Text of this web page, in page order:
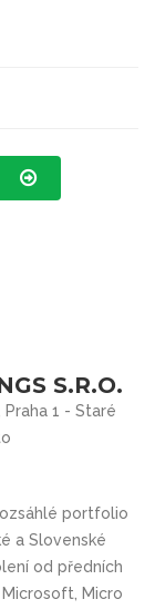
S.R.O.
1 - Staré
portfolio
a Slovenské
od předních
Micro